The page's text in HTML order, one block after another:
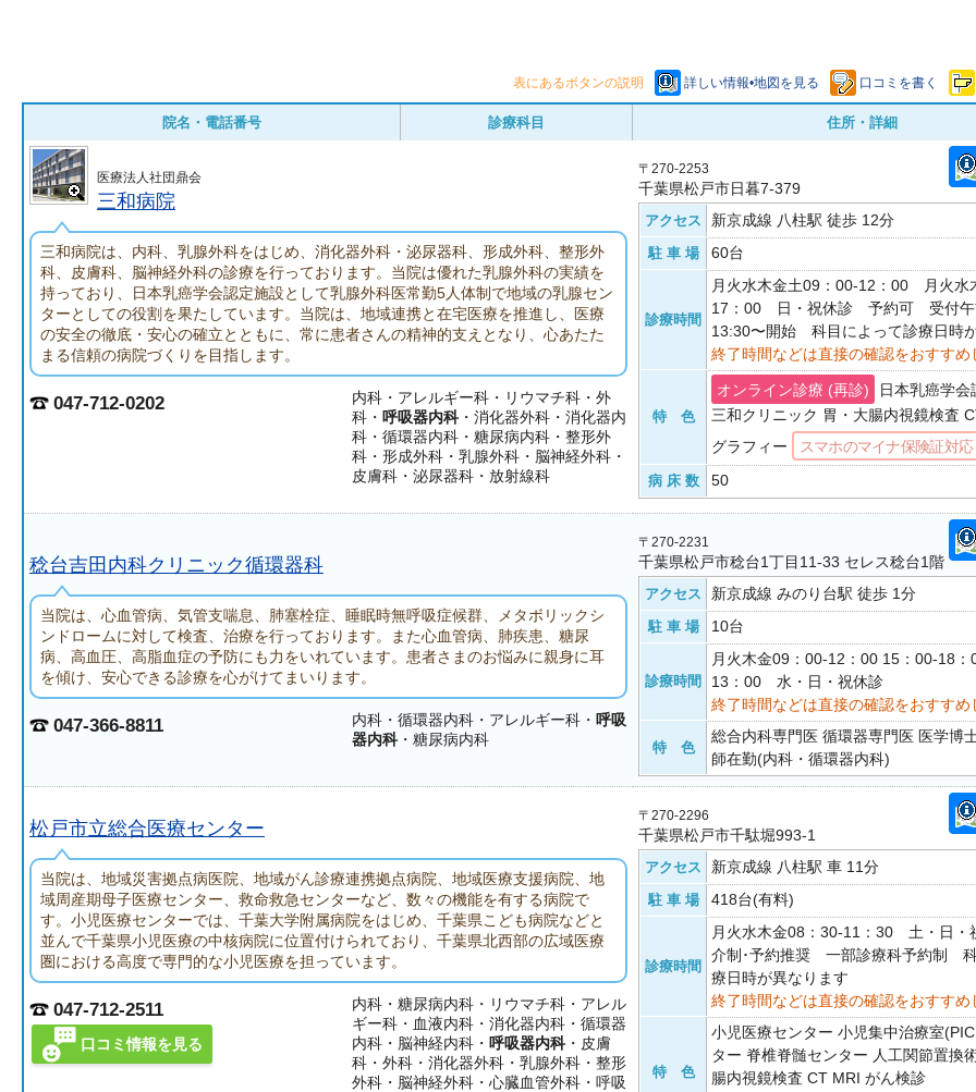
表にあるボタンの説明 詳しい情報•地図を見る 口コミを書く
院名・電話番号 診療科目 住所・詳細
医療法人社団鼎会
三和病院
三和病院は、内科、乳腺外科をはじめ、消化器外科・泌尿器科、形成外科、整形外
科、皮膚科、脳神経外科の診療を行っております。当院は優れた乳腺外科の実績を
持っており、日本乳癌学会認定施設として乳腺外科医常勤5人体制で地域の乳腺セン
ターとしての役割を果たしています。当院は、地域連携と在宅医療を推進し、医療
の安全の徹底・安心の確立とともに、常に患者さんの精神的支えとなり、心あたた
まる信頼の病院づくりを目指します。
047-712-0202
内科・アレルギー科・リウマチ科・外
科・ 呼吸器内科・消化器外科・消化器内
科・循環器内科・糖尿病内科・整形外
科・形成外科・乳腺外科・脳神経外科・
皮膚科・泌尿器科・放射線科
〒270-2253
千葉県松戸市日暮7-379
アクセス 新京成線 八柱駅 徒歩 12分
駐 車 場 60台
診療時間
月火水木金土09：00-12：00 月火水
17：00 日・祝休診 予約可 受付午
13:30〜開始 科目によって診療日時
終了時間などは直接の確認をおすすめ
特 色
オンライン診療 (再診)
日本乳癌学会
三和クリニック 胃・大腸内視鏡検査
グラフィー
スマホのマイナ保険証対応
病 床 数 50
稔台吉田内科クリニック循環器科
当院は、心血管病、気管支喘息、肺塞栓症、睡眠時無呼吸症候群、メタボリックシ
ンドロームに対して検査、治療を行っております。また心血管病、肺疾患、糖尿
病、高血圧、高脂血症の予防にも力をいれています。患者さまのお悩みに親身に耳
を傾け、安心できる診療を心がけてまいります。
047-366-8811 内科・循環器内科・アレルギー科・ 呼吸
器内科・糖尿病内科
〒270-2231
千葉県松戸市稔台1丁目11-33 セレス稔台1階
アクセス 新京成線 みのり台駅 徒歩 1分
駐 車 場 10台
診療時間
月火木金09：00-12：00 15：00-18
13：00 水・日・祝休診
終了時間などは直接の確認をおすすめ
特 色
総合内科専門医 循環器専門医 医学博
師在勤(内科・循環器内科)
松戸市立総合医療センター
当院は、地域災害拠点病医院、地域がん診療連携拠点病院、地域医療支援病院、地
域周産期母子医療センター、救命救急センターなど、数々の機能を有する病院で
す。小児医療センターでは、千葉大学附属病院をはじめ、千葉県こども病院などと
並んで千葉県小児医療の中核病院に位置付けられており、千葉県北西部の広域医療
圏における高度で専門的な小児医療を担っています。
047-712-2511
口コミ情報を見る
内科・糖尿病内科・リウマチ科・アレル
ギー科・血液内科・消化器内科・循環器
内科・脳神経内科・ 呼吸器内科・皮膚
科・外科・消化器外科・乳腺外科・整形
外科・脳神経外科・心臓血管外科・呼吸
〒270-2296
千葉県松戸市千駄堀993-1
アクセス 新京成線 八柱駅 車 11分
駐 車 場 418台(有料)
診療時間
月火水木金08：30-11：30 土・日
介制･予約推奨 一部診療科予約制
療日時が異なります
終了時間などは直接の確認をおすすめ
特 色
小児医療センター 小児集中治療室
ター 脊椎脊髄センター 人工関節置換
腸内視鏡検査 CT MRI がん検診